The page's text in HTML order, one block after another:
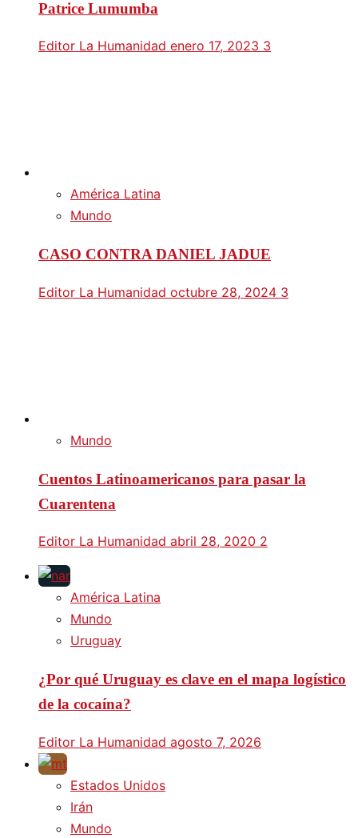
Patrice Lumumba
Editor La Humanidad enero 17, 2023 3
América Latina
Mundo
CASO CONTRA DANIEL JADUE
Editor La Humanidad octubre 28, 2024 3
Mundo
Cuentos Latinoamericanos para pasar la
Cuarentena
Editor La Humanidad abril 28, 2020 2
América Latina
Mundo
Uruguay
¿Por qué Uruguay es clave en el mapa logístico
de la cocaína?
Editor La Humanidad agosto 7, 2026
Estados Unidos
Irán
Mundo